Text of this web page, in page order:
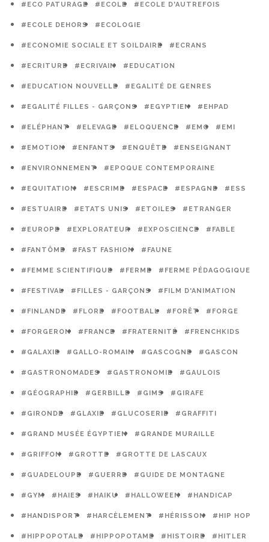
#ECO PATURAGE #ECOLE #ECOLE D'AUTREFOIS
#ECOLE DEHORS #ECOLOGIE
#ECONOMIE SOCIALE ET SOILDAIRE #ECRANS
#ECRITURE #ECRIVAIN #EDUCATION
#EDUCATION NOUVELLE #EGALITÉ DE GENRES
#EGALITÉ FILLES - GARÇONS #EGYPTIEN #EHPAD
#ELÉPHANT #ELEVAGE #ELOQUENCE #EMC #EMI
#EMOTION #ENFANTS #ENQUÊTE #ENSEIGNANT
#ENVIRONNEMENT #EPOQUE CONTEMPORAINE
#EQUITATION #ESCRIME #ESPACE #ESPAGNE #ESS
#ESTUAIRE #ETATS UNIS #ETOILES #ETRANGER
#EUROPE #EXPLORATEUR #EXPOSCIENCE #FABLE
#FANTÔME #FAST FASHION #FAUNE
#FEMME SCIENTIFIQUE #FERME #FERME PÉDAGOGIQUE
#FESTIVAL #FILLES - GARÇONS #FILM D'ANIMATION
#FINLANDE #FLORE #FOOTBALL #FORÊT #FORGE
#FORGERON #FRANCE #FRATERNITÉ #FRENCHKIDS
#GALAXIE #GALLO-ROMAIN #GASCOGNE #GASCON
#GASTRONOMADES #GASTRONOMIE #GAULOIS
#GÉOGRAPHIE #GERBILLE #GIMS #GIRAFE
#GIRONDE #GLAXIE #GLUCOSERIE #GRAFFITI
#GRAND MUSÉE ÉGYPTIEN #GRANDE MURAILLE
#GRIFFON #GROTTE #GROTTE DE LASCAUX
#GUADELOUPE #GUERRE #GUIDE DE MONTAGNE
#GYM #HAIES #HAIKU #HALLOWEEN #HANDICAP
#HANDISPORT #HARCÈLEMENT #HÉRISSON #HIP HOP
#HIPPOPOTALE #HIPPOPOTAME #HISTOIRE #HITLER